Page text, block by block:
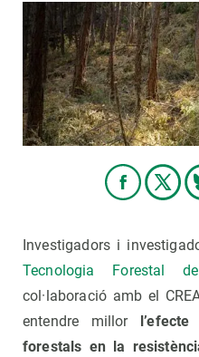
Investigadors i
Tecnologia Forestal
col·laboració amb el
entendre millor
forestals en la